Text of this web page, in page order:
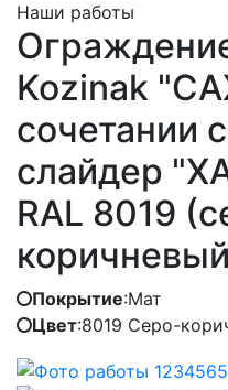
Наши работы
Kozinak
сочетании
слайдер
RAL 8019
Покрытие:Мат
Цвет:8019 Серо-